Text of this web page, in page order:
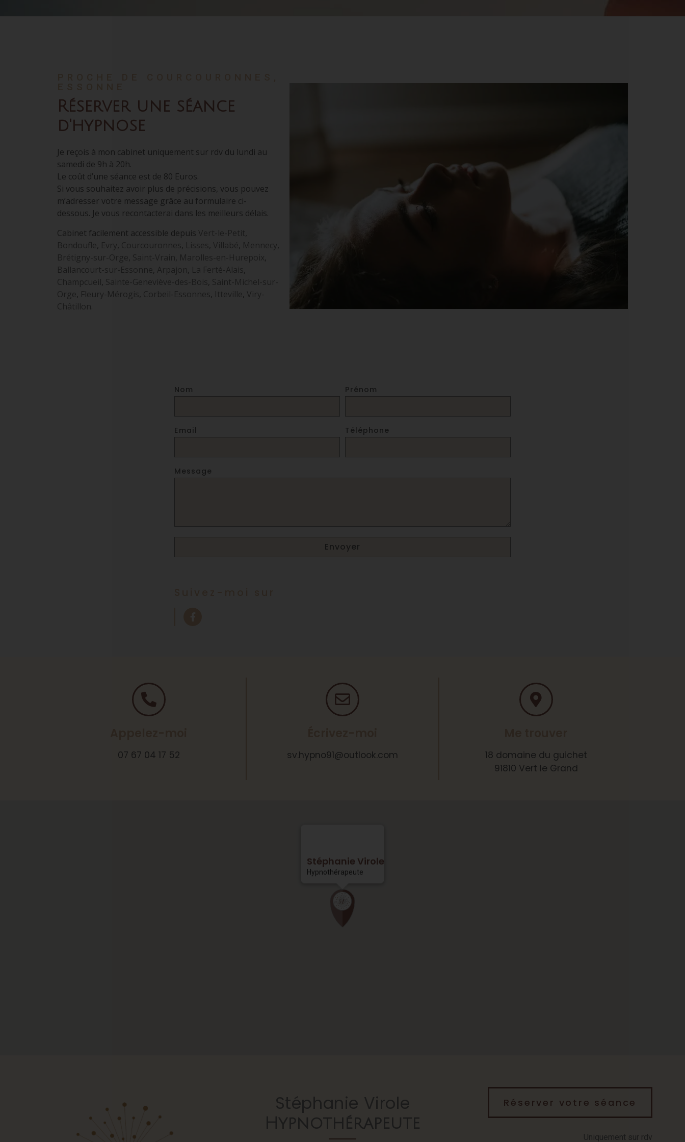
Réserver une séance
d'hypnose
Je reçois à mon cabinet uniquement sur rdv du lundi au
samedi de 9h à 20h.
Le coût d’une séance est de 80 Euros.
Si vous souhaitez avoir plus de précisions, vous pouvez
m’adresser votre message grâce au formulaire ci-
dessous. Je vous recontacterai dans les meilleurs délais.
Cabinet facilement accessible depuis Vert-le-Petit,
Bondoufle, Evry , Courcouronnes, Lisses, Villabé, Mennecy ,
Brétigny-sur-Orge, Saint-Vrain, Marolles-en-Hurepoix,
Ballancourt-sur-Essonne, Arpajon, La Ferté-Alais,
Champcueil, Sainte-Geneviève-des-Bois, Saint-Michel-sur-
Orge, Fleury-Mérogis, Corbeil-Essonnes, Itteville, Viry-
Châtillon.
Nom Prénom
Email Téléphone
Message
Envoyer
07 67 04 17 52 moc.k
ooltu
o@19o
npyh.
vs
18 domaine du guichet
91810 Vert le Grand
Stéphanie Virole
Hypnothérapeute
Stéphanie Virole
Hypnothérapeute
Réserver votre séance
Uniquement sur rdv